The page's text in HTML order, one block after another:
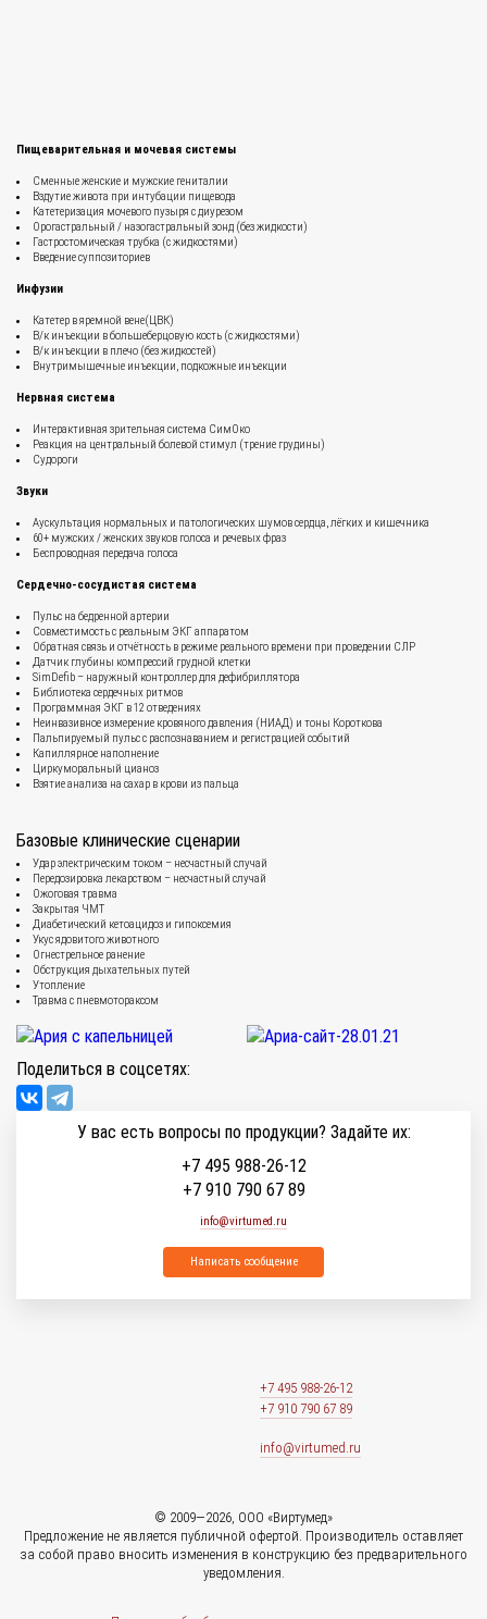
Пищеварительная и мочевая системы
Сменные женские и мужские гениталии
Вздутие живота при интубации пищевода
Катетеризация мочевого пузыря с диурезом
Орогастральный / назогастральный зонд (без жидкости)
Гастростомическая трубка (с жидкостями)
Введение суппозиториев
Инфузии
Катетер в яремной вене(ЦВК)
В/к инъекции в большеберцовую кость (с жидкостями)
В/к инъекции в плечо (без жидкостей)
Внутримышечные инъекции, подкожные инъекции
Нервная система
Интерактивная зрительная система СимОко
Реакция на центральный болевой стимул (трение грудины)
Судороги
Звуки
Аускультация нормальных и патологических шумов сердца, лёгких и кишечника
60+ мужских / женских звуков голоса и речевых фраз
Беспроводная передача голоса
Сердечно-сосудистая система
Пульс на бедренной артерии
Совместимость с реальным ЭКГ аппаратом
Обратная связь и отчётность в режиме реального времени при проведении СЛР
Датчик глубины компрессий грудной клетки
SimDefib – наружный контроллер для дефибриллятора
Библиотека сердечных ритмов
Программная ЭКГ в 12 отведениях
Неинвазивное измерение кровяного давления (НИАД) и тоны Короткова
Пальпируемый пульс с распознаванием и регистрацией событий
Капиллярное наполнение
Циркуморальный цианоз
Взятие анализа на сахар в крови из пальца
Базовые клинические сценарии
Удар электрическим током – несчастный случай
Передозировка лекарством – несчастный случай
Ожоговая травма
Закрытая ЧМТ
Диабетический кетоацидоз и гипоксемия
Укус ядовитого животного
Огнестрельное ранение
Обструкция дыхательных путей
Утопление
Травма с пневмотораксом
Поделиться в соцсетях:
У вас есть вопросы по продукции? Задайте их:
+7 495 988-26-12
+7 910 790 67 89
info@virtumed.ru
Написать сообщение
+7 495 988-26-12
+7 910 790 67 89
info@virtumed.ru
© 2009—2026, ООО «Виртумед»
Предложение не является публичной офертой. Производитель оставляет
за собой право вносить изменения в конструкцию без предварительного
уведомления.